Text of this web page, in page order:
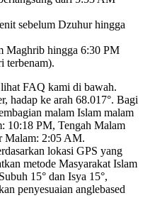
sebelum Dzuhur hingga
Maghrib hingga 6:30 PM
terbenam).
FAQ kami di bawah.
hadap ke arah 68.017°. Bagi
malam Islam malam
10:18 PM, Tengah Malam
Malam: 2:05 AM.
lokasi GPS yang
metode Masyarakat Islam
15° dan Isya 15°,
penyesuaian anglebased